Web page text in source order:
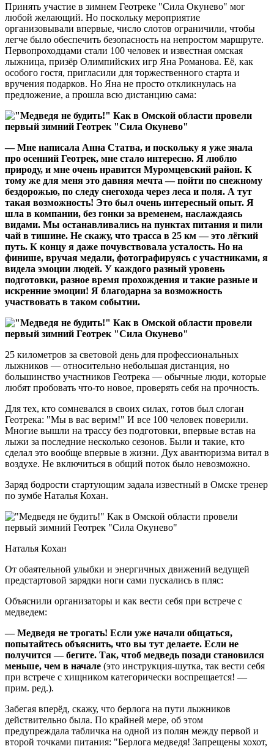
Принять участие в зимнем Геотреке "Сила Окунево" мог
любой желающий. Но поскольку мероприятие
организовывали впервые, число слотов ограничили, чтобы
легче было обеспечить безопасность на непростом маршруте.
Первопроходцами стали 100 человек и известная омская
лыжница, призёр Олимпийских игр Яна Романова. Её, как
особого гостя, пригласили для торжественного старта и
вручения подарков. Но Яна не просто откликнулась на
предложение, а прошла всю дистанцию сама:
— Мне написала Анна Статва, и поскольку я уже знала
про осенний Геотрек, мне стало интересно. Я люблю
природу, и мне очень нравится Муромцевский район. К
тому же для меня это давняя мечта — пойти по снежному
бездорожью, по следу снегохода через леса и поля. А тут
такая возможность! Это был очень интересный опыт. Я
шла в компании, без гонки за временем, наслаждаясь
видами. Мы останавливались на пунктах питания и пили
чай в тишине. Не скажу, что трасса в 25 км — это лёгкий
путь. К концу я даже почувствовала усталость. Но на
финише, вручая медали, фотографируясь с участниками, я
видела эмоции людей. У каждого разный уровень
подготовки, разное время прохождения и такие разные и
искренние эмоции! Я благодарна за возможность
участвовать в таком событии.
25 километров за световой день для профессиональных
лыжников — относительно небольшая дистанция, но
большинство участников Геотрека — обычные люди, которые
любят пробовать что-то новое, проверять себя на прочность.
Для тех, кто сомневался в своих силах, готов был слоган
Геотрека: "Мы в вас верим!" И все 100 человек поверили.
Многие вышли на трассу без подготовки, впервые встав на
лыжи за последние несколько сезонов. Были и такие, кто
сделал это вообще впервые в жизни. Дух авантюризма витал в
воздухе. Не включиться в общий поток было невозможно.
Заряд бодрости стартующим задала известный в Омске тренер
по зумбе Наталья Кохан.
Наталья Кохан
От обаятельной улыбки и энергичных движений ведущей
предстартовой зарядки ноги сами пускались в пляс:
Объяснили организаторы и как вести себя при встрече с
медведем:
— Медведя не трогать! Если уже начали общаться,
попытайтесь объяснить, что вы тут делаете. Если не
получится — бегите. Так, чтоб медведь позади становился
меньше, чем в начале (это инструкция-шутка, так вести себя
при встрече с хищником категорически воспрещается! —
прим. ред.).
Забегая вперёд, скажу, что берлога на пути лыжников
действительно была. По крайней мере, об этом
предупреждала табличка на одной из полян между первой и
второй точками питания: "Берлога медведя! Запрещены хохот,